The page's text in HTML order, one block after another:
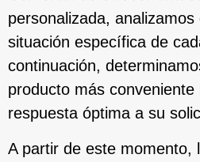
personalizada,
situación específica de
continuación,
producto más
respuesta óptima a su
A partir de este momento,